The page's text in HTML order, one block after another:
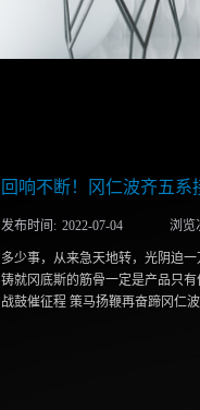
回响不断！冈仁波齐五系
多少事，从来急天地转，光阴迫
铸就冈底斯的筋骨一定是产品只
战鼓催征程 策马扬鞭再奋蹄冈仁
发布时间: 2022-07-04 浏览